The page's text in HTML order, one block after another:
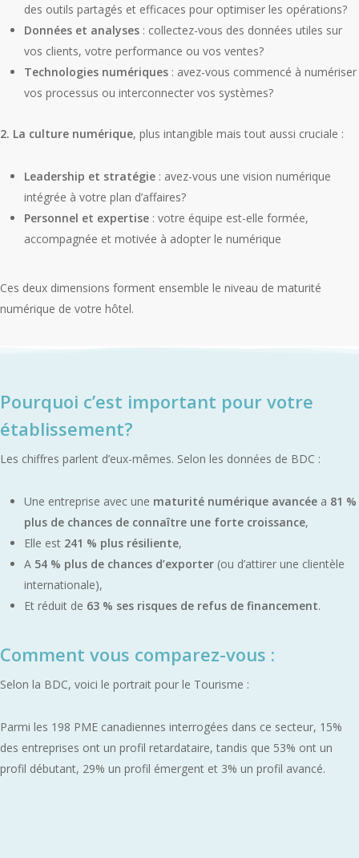
des outils partagés et efficaces pour optimiser les opérations?
Données et analyses : collectez-vous des données utiles sur
vos clients, votre performance ou vos ventes?
Technologies numériques : avez-vous commencé à numériser
vos processus ou interconnecter vos systèmes?
2. La culture numérique, plus intangible mais tout aussi cruciale :
Leadership et stratégie : avez-vous une vision numérique
intégrée à votre plan d’affaires?
Personnel et expertise : votre équipe est-elle formée,
accompagnée et motivée à adopter le numérique
Ces deux dimensions forment ensemble le niveau de maturité
numérique de votre hôtel.
Pourquoi c’est important pour votre
établissement?
Les chiffres parlent d’eux-mêmes. Selon les données de BDC :
Une entreprise avec une maturité numérique avancée a 81 %
plus de chances de connaître une forte croissance,
Elle est 241 % plus résiliente,
A 54 % plus de chances d’exporter (ou d’attirer une clientèle
internationale),
Et réduit de 63 % ses risques de refus de financement.
Comment vous comparez-vous :
Selon la BDC, voici le portrait pour le Tourisme :
Parmi les 198 PME canadiennes interrogées dans ce secteur, 15%
des entreprises ont un profil retardataire, tandis que 53% ont un
profil débutant, 29% un profil émergent et 3% un profil avancé.